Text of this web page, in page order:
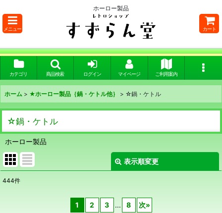
ホーロー製品
メニュー カート
カテゴリ 商品検索 ログイン マイページ ご利用案内
ホーム > ★ホーロー製品｛鍋・ケトル他｝ > ☆鍋・ケトル
☆鍋・ケトル
ホーロー製品
表示順変更
444件
1 2 3 ... 8 次»